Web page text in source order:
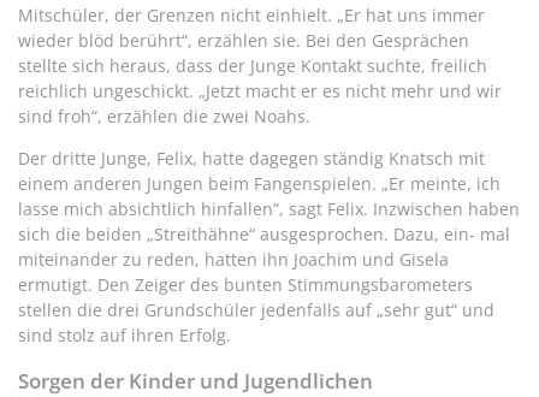
Mitschüler, der Grenzen nicht einhielt. „Er hat uns immer
wieder blöd berührt“, erzählen sie. Bei den Gesprächen
stellte sich heraus, dass der Junge Kontakt suchte, freilich
reichlich ungeschickt. „Jetzt macht er es nicht mehr und wir
sind froh“, erzählen die zwei Noahs.
Der dritte Junge, Felix, hatte dagegen ständig Knatsch mit
einem anderen Jungen beim Fangenspielen. „Er meinte, ich
lasse mich absichtlich hinfallen“, sagt Felix. Inzwischen haben
sich die beiden „Streithähne“ ausgesprochen. Dazu, ein- mal
miteinander zu reden, hatten ihn Joachim und Gisela
ermutigt. Den Zeiger des bunten Stimmungsbarometers
stellen die drei Grundschüler jedenfalls auf „sehr gut“ und
sind stolz auf ihren Erfolg.
Sorgen der Kinder und Jugendlichen